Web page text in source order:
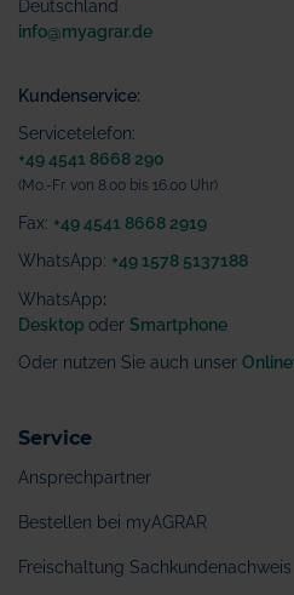
Deutschland
info@myagrar.de
Kundenservice:
Servicetelefon:
+49 4541 8668 290
(Mo.-Fr. von 8.00 bis 16.00 Uhr)
Fax: +49 4541 8668 2919
WhatsApp: +49 1578 5137188
WhatsApp:
Desktop oder Smartphone
Oder nutzen Sie auch unser
Service
Ansprechpartner
Bestellen bei myAGRAR
Freischaltung Sachkundenachweis